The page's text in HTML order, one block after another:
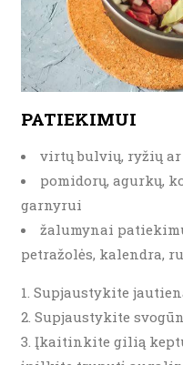
PATIEKIMUI
virtų bulvių, ryžių ar
pomidorų, agurkų,
garnyrui
žalumynai
petražolės, kalendra,
Supjaustykite
Supjaustykite
Įkaitinkite gilią